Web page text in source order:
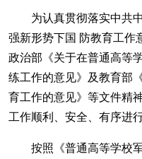
学生事务
书院服务
师大新闻 信息门户
师大云盘
为认真贯彻落实中共
强新形势下国 防教育工作
政治部《关于在普通高等
练工作的意见》及教育部
育工作的意见》等文件精
工作顺利、安全、有序进
按照《普通高等学校